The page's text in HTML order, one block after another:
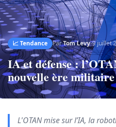
📈Tendance ParTom Levy·9 juillet
IA et défense :
nouvelle ère militaire
L'OTAN mise sur l’IA, la